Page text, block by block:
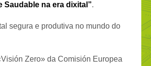
Saudable na era dixital”.
segura e produtiva no mundo do
Zero» da Comisión Europea